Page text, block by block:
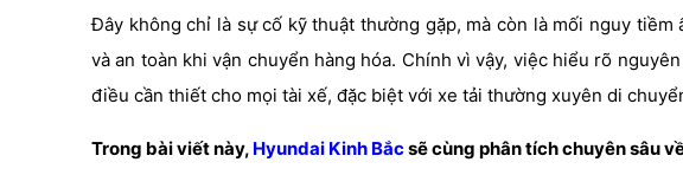
Đây không chỉ là sự cố kỹ thuật thường gặp, mà còn là mối nguy
và an toàn khi vận chuyển hàng hóa. Chính vì vậy, việc hiểu rõ
điều cần thiết cho mọi tài xế, đặc biệt với xe tải thường xuyên di
Trong bài viết này, Hyundai Kinh Bắcsẽ cùng phân tích chuyên sâu